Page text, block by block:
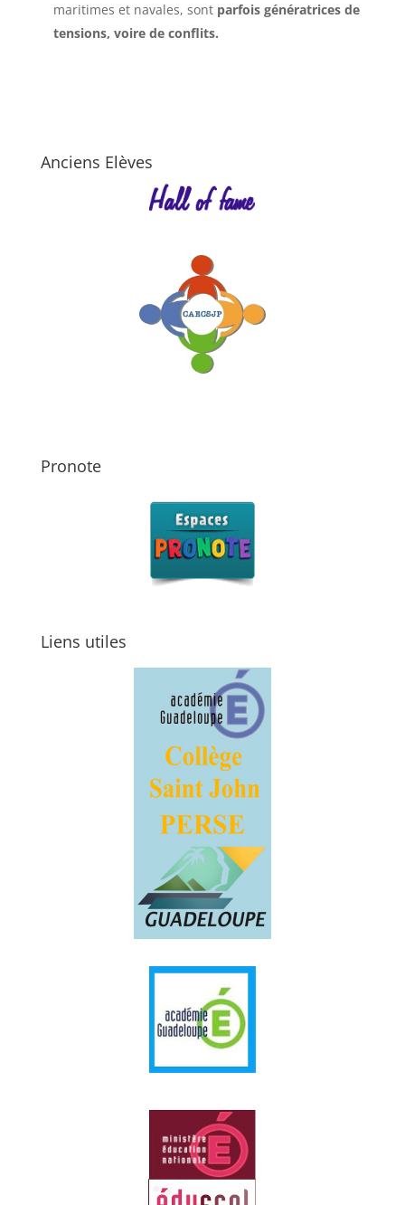
maritimes et navales, sont parfois génératrices de
tensions, voire de conflits.
Anciens Elèves
Pronote
Liens utiles